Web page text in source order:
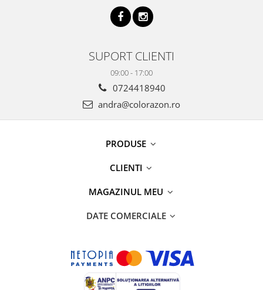
SUPORT CLIENTI
09:00 - 17:00
0724418940
andra@colorazon.ro
PRODUSE
CLIENTI
MAGAZINUL MEU
DATE COMERCIALE